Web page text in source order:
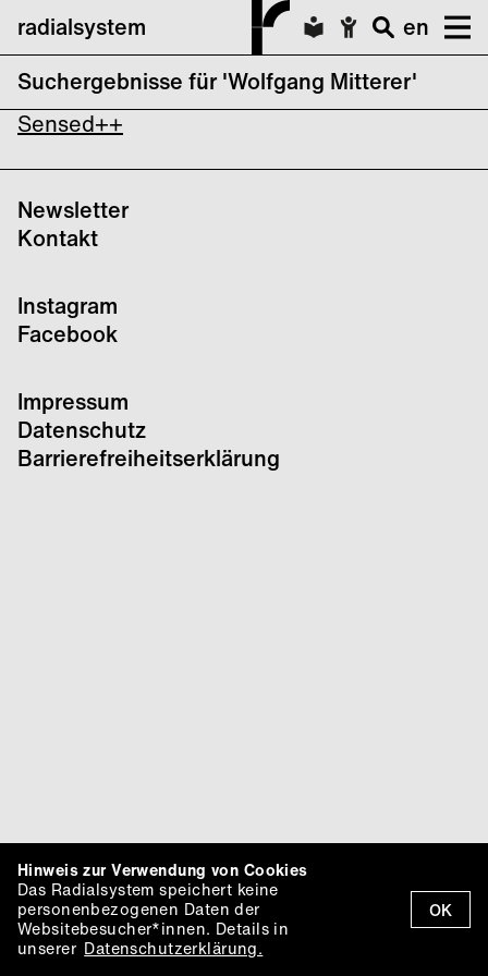
radialsystem
en
Suchergebnisse für 'Wolfgang Mitterer'
MaerzMusik 2026: Music for Commons
Sensed++
Newsletter
Kontakt
Instagram
Facebook
Impressum
Datenschutz
Barrierefreiheitserklärung
OK
Hinweis zur Verwendung von Cookies
Das Radialsystem speichert keine
personenbezogenen Daten der
Websitebesucher*innen. Details in
unserer Datenschutzerklärung.